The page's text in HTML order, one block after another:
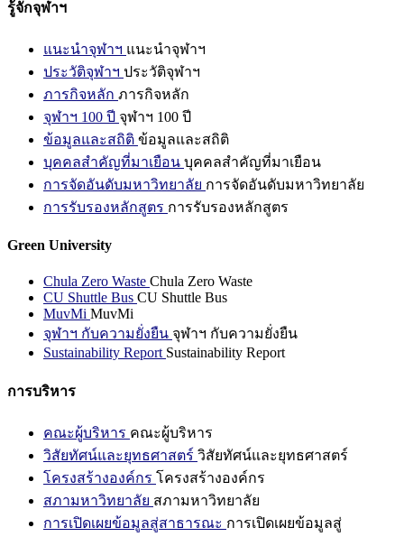
รู้จักจุฬาฯ
แนะนำจุฬาฯ แนะนำจุฬาฯ
ประวัติจุฬาฯ ประวัติจุฬาฯ
ภารกิจหลัก ภารกิจหลัก
จุฬาฯ 100 ปี จุฬาฯ 100 ปี
ข้อมูลและสถิติ ข้อมูลและสถิติ
บุคคลสำคัญที่มาเยือน บุคคลสำคัญที่มาเยือน
การจัดอันดับมหาวิทยาลัย การจัดอันดับมหาวิทยาลัย
การรับรองหลักสูตร การรับรองหลักสูตร
Green University
Chula Zero Waste Chula Zero Waste
CU Shuttle Bus CU Shuttle Bus
MuvMi MuvMi
จุฬาฯ กับความยั่งยืน จุฬาฯ กับความยั่งยืน
Sustainability Report Sustainability Report
การบริหาร
คณะผู้บริหาร คณะผู้บริหาร
วิสัยทัศน์และยุทธศาสตร์ วิสัยทัศน์และยุทธศาสตร์
โครงสร้างองค์กร โครงสร้างองค์กร
สภามหาวิทยาลัย สภามหาวิทยาลัย
การเปิดเผยข้อมูลสู่สาธารณะ การเปิดเผยข้อมูลสู่